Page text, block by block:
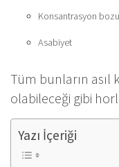
Konsantrasyon
Asabiyet
Tüm bunların asıl
olabileceği gibi
Yazı İçeriği